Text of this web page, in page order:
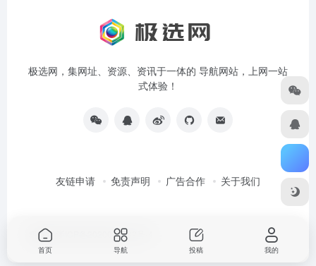
极选网，集网址、资源、资讯于一体的 导航网站，上网一站
式体验！
友链申请 免责声明 广告合作 关于我们
极选网 浙ICP备2020042732号-4
首页 导航 投稿 我的